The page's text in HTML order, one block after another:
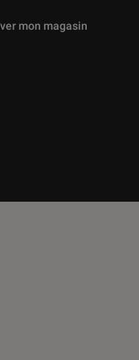
être proposées
mon magasin